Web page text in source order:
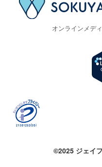
オンラインメデ
©2025 ジェイ